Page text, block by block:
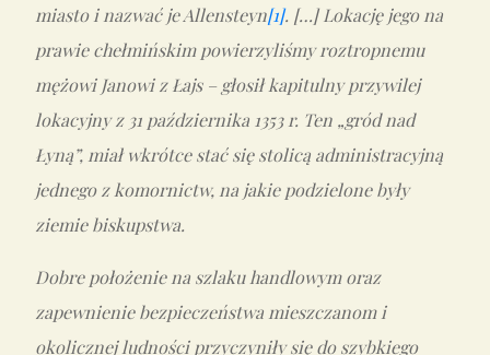
miasto i nazwać je Allensteyn[1]. […] Lokację jego na
prawie chełmińskim powierzyliśmy roztropnemu
mężowi Janowi z Łajs – głosił kapitulny przywilej
lokacyjny z 31 października 1353 r. Ten „gród nad
Łyną”, miał wkrótce stać się stolicą administracyjną
jednego z komornictw, na jakie podzielone były
ziemie biskupstwa.
Dobre położenie na szlaku handlowym oraz
zapewnienie bezpieczeństwa mieszczanom i
okolicznej ludności przyczyniły się do szybkiego